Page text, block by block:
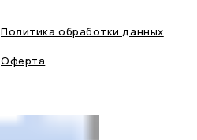
Оферта
Политика обработки данных